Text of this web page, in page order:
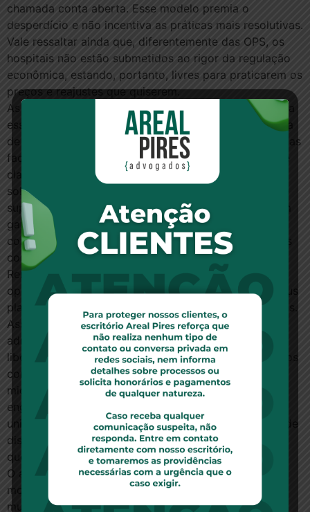
chamada conta aberta. Esse modelo premia o
desperdício e não incentiva as práticas mais resolutivas.
Vale ressaltar ainda que, diferentemente das OPS, os
hospitais não estão submetidos ao rigor da regulação
econômica, estando, portanto, livres para praticarem os
preços e reajustes que quiserem.
As administradoras de benefícios não contribuem para
essa escalada de custos. Representando apenas cerca
de 6% do mercado, as administradoras são contratadas
facultativamente pelo polo dos clientes (entidades de
classe e empresas)e atuam para reduzir o reajuste
solicitado pela OPS. Facilitam ainda o acesso à saúde
suplementar por meio do pool de compra, o que é um
ganho ao consumidor. A legislação jamais impôs sua
contratação como obrigatória e visou a coibir fraudes
com falsos coletivos a partir de entidades fantasmas.
Renomadas empresas e entidades de classe fazem a
opção de contratar uma administradora para gerir seus
planos coletivos junto às OPS pelas vantagens obtidas.
Assim, a quem interessa acabar com as
administradoras? Possivelmente a quem deseja
liberdade total para impor seus reajustes ilimitados aos
consumidores? Ou para acobertar milhares de
microempresas falsas, com CNPJs inativos, que
enganam o cliente e podem rescindir o seu contrato
unilateralmente? Em verdade, essa talvez seja a grande
discussão: controle de reajuste dos planos coletivos,
que impacta em cerca de 75% de todo o mercado.
O alto custo da saúde no Brasil é resultado de um
modelo essencialmente financeiro das OPS, que foi
muito importante para expandir uma das melhores